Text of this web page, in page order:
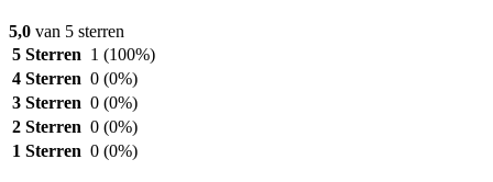
5,0 van 5 sterren
5 Sterren 1 (100%)
4 Sterren 0 (0%)
3 Sterren 0 (0%)
2 Sterren 0 (0%)
1 Sterren 0 (0%)